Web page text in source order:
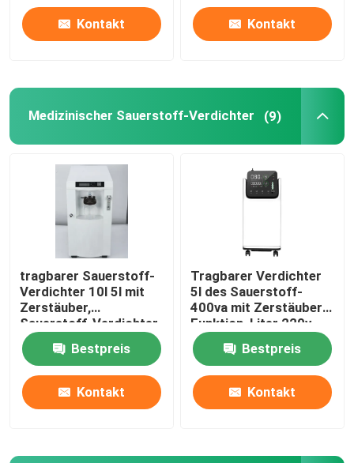
Kontakt Kontakt
Medizinischer Sauerstoff-Verdichter (9)
tragbarer Sauerstoff-
Verdichter 10l 5l mit
Zerstäuber,
Sauerstoff-Verdichter
Wechselstroms 8l
Bestpreis
Kontakt
Tragbarer Verdichter
5l des Sauerstoff-
400va mit Zerstäuber-
Funktion, Liter 220v
des Sauerstoff-50hz
des Verdichter-10
Bestpreis
Kontakt